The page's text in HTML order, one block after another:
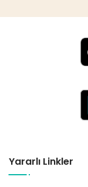
Yararlı Linkler